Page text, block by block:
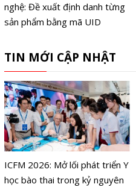
nghệ: Đề xuất định danh từng
sản phẩm bằng mã UID
TIN MỚI CẬP NHẬT
ICFM 2026: Mở lối phát triển Y
học bào thai trong kỷ nguyên